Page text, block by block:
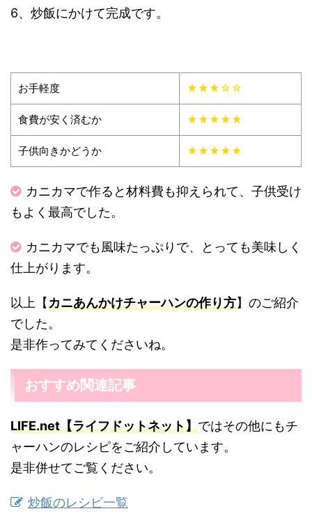
6、炒飯にかけて完成です。
お手軽度 ★★★☆☆
食費が安く済むか ★★★★★
子供向きかどうか ★★★★★
カニカマで作ると材料費も抑えられて、子供受け
もよく最高でした。
カニカマでも風味たっぷりで、とっても美味しく
仕上がります。
以上【カニあんかけチャーハンの作り方】のご紹介
でした。
是非作ってみてくださいね。
おすすめ関連記事
LIFE.net【ライフドットネット】ではその他にもチ
ャーハンのレシピをご紹介しています。
是非併せてご覧ください。
炒飯のレシピ一覧